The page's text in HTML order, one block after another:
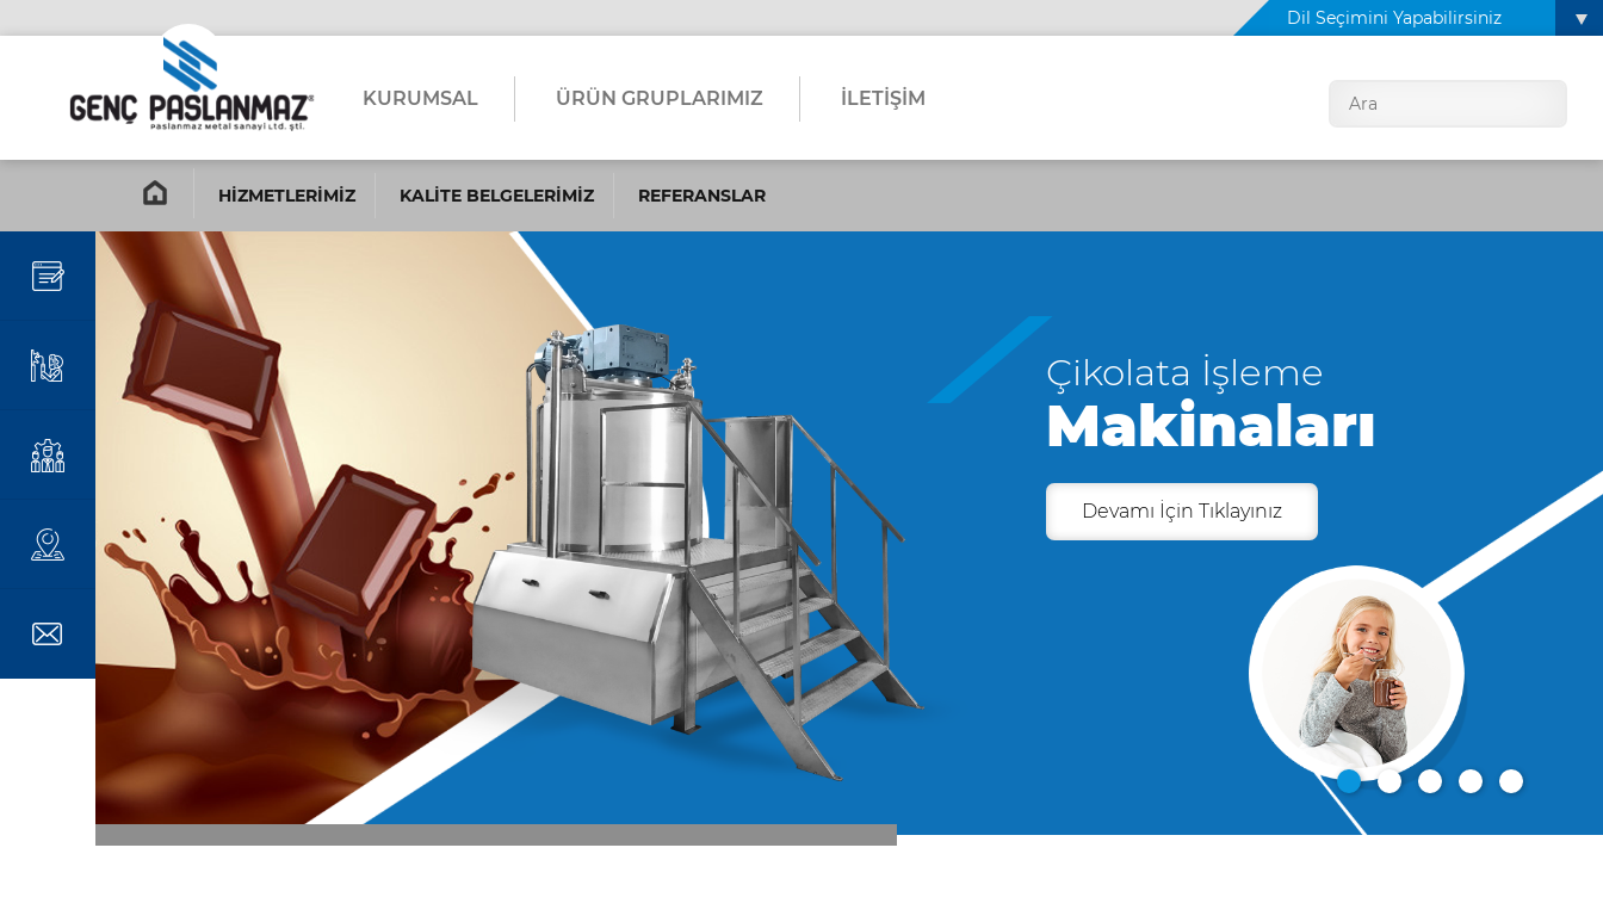
Dil Seçimini Yapabilirsiniz
KURUMSAL ÜRÜN GRUPLARIMIZ İLETİŞİM
HİZMETLERİMİZ KALİTE BELGELERİMİZ REFERANSLAR
Çikolata İşleme
Makinaları
Devamı İçin Tıklayınız